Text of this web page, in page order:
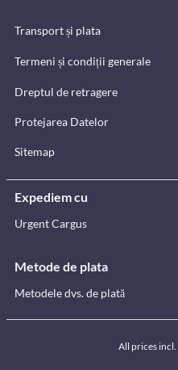
Transport și plata
Termeni și condiții generale
Dreptul de retragere
Protejarea Datelor
Sitemap
Expediem cu
Urgent Cargus
Metode de plata
Metodele dvs. de plată
All prices incl.